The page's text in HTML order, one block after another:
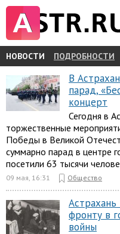
НОВОСТИ ПОДРОБНОСТИ
В
парад,
концерт
Сегодня в
торжественные
Победы в Великой
суммарно парад в центре
посетили 63 тысячи
09 мая, 16:31 Общество
фронту в
войны